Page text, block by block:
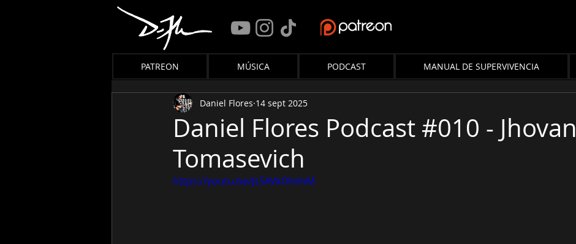
PATREON MÚSICA PODCAST MANUAL DE SUPERVIVENCIA
Daniel Flores Podcast #010 - Jhovan
Tomasevich
Daniel Flores 14 sept 2025
https://youtu.be/Js5AVkOhImM